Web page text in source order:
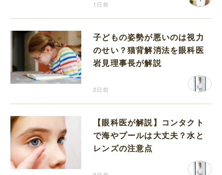
1日前
子どもの姿勢が悪いのは視力
のせい？猫背解消法を眼科医
岩見理事長が解説
2日前
【眼科医が解説】コンタクト
で海やプールは大丈夫？水と
レンズの注意点